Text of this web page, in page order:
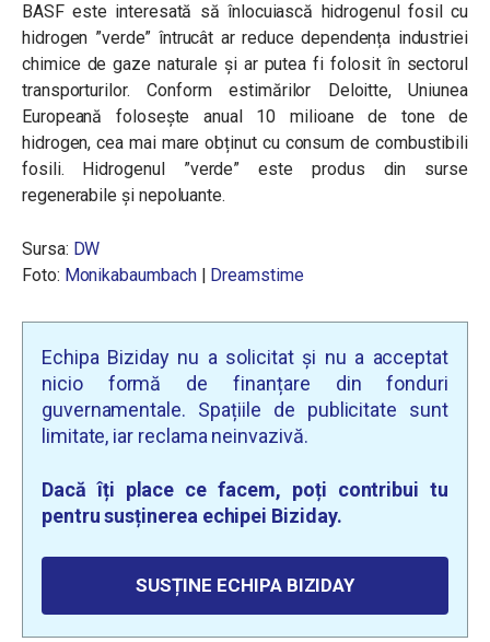
BASF este interesată să înlocuiască hidrogenul fosil cu
hidrogen ”verde” întrucât ar reduce dependența industriei
chimice de gaze naturale și ar putea fi folosit în sectorul
transporturilor. Conform estimărilor Deloitte, Uniunea
Europeană folosește anual 10 milioane de tone de
hidrogen, cea mai mare obținut cu consum de combustibili
fosili. Hidrogenul ”verde” este produs din surse
regenerabile și nepoluante.
Sursa: DW
Foto: Monikabaumbach | Dreamstime
Echipa Biziday nu a solicitat și nu a acceptat
nicio formă de finanțare din fonduri
guvernamentale. Spațiile de publicitate sunt
limitate, iar reclama neinvazivă.
Dacă îți place ce facem, poți contribui tu
pentru susținerea echipei Biziday.
SUSȚINE ECHIPA BIZIDAY